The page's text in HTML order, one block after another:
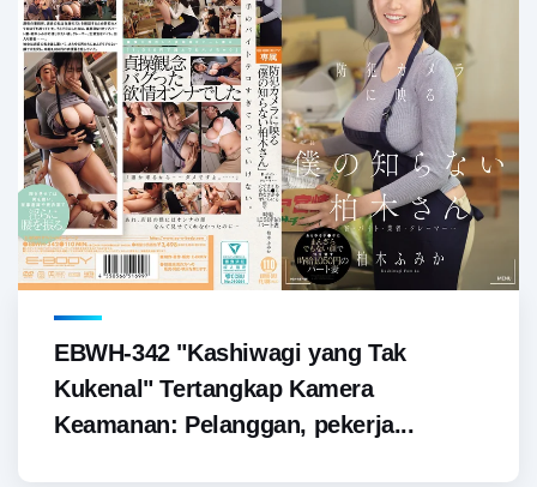
EBWH-342 "Kashiwagi yang Tak
Kukenal" Tertangkap Kamera
Keamanan: Pelanggan, pekerja...